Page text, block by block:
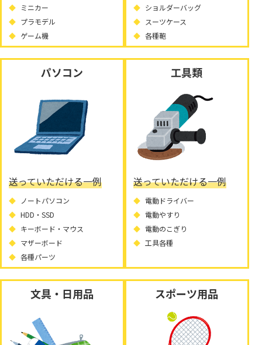
ミニカー
プラモデル
ゲーム機
ショルダーバッグ
スーツケース
各種鞄
パソコン
送っていただける一例
ノートパソコン
HDD・SSD
キーボード・マウス
マザーボード
各種パーツ
工具類
送っていただける一例
電動ドライバー
電動やすり
電動のこぎり
工具各種
文具・日用品 スポーツ用品